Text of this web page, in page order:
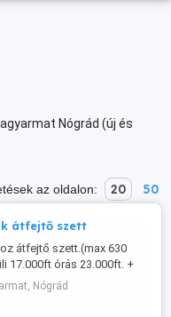
Nógrád (új és
az oldalon: 20 50
átfejtő szett
átfejtő szett.(max 630
17.000ft órás 23.000ft. +
Nógrád